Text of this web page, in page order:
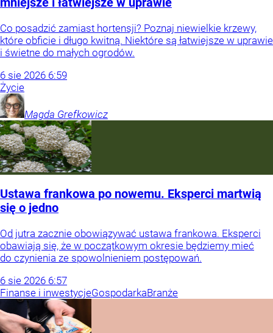
Co posadzić zamiast hortensji? Poznaj niewielkie krzewy,
które obficie i długo kwitną. Niektóre są łatwiejsze w uprawie
i świetne do małych ogrodów.
6 sie 2026 6:59
Życie
Magda Grefkowicz
Ustawa frankowa po nowemu. Eksperci martwią
się o jedno
Od jutra zacznie obowiązywać ustawa frankowa. Eksperci
obawiają się, że w początkowym okresie będziemy mieć
do czynienia ze spowolnieniem postępowań.
6 sie 2026 6:57
Finanse i inwestycjeGospodarkaBranże